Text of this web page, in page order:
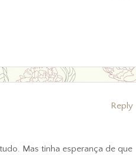
Mas tinha esperança de que
Reply